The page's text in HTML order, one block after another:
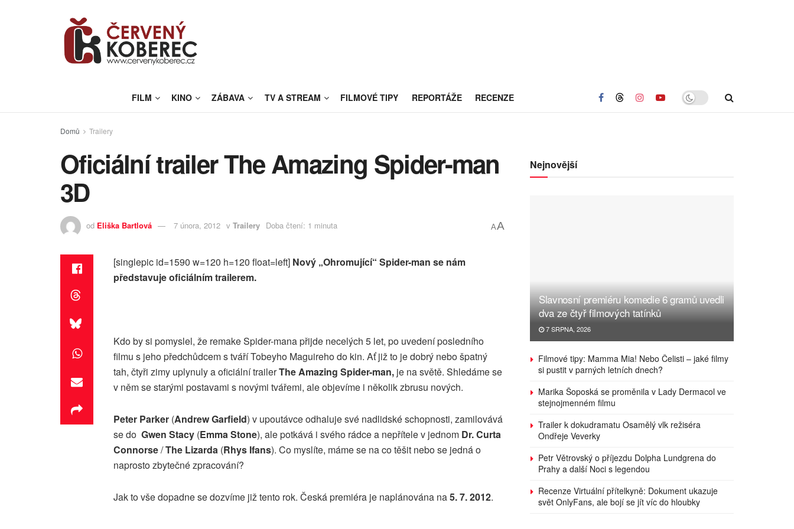
FILM KINO ZÁBAVA TV A STREAM FILMOVÉ TIPY REPORTÁŽE RECENZE
Domů Trailery
Oficiální trailer The Amazing Spider-man
3D
od Eliška Bartlová 7 února, 2012 v Trailery Doba čtení: 1 minuta AA
[singlepic id=1590 w=120 h=120 float=left] Nový „Ohromující“ Spider-man se nám
představuje oficiálním trailerem.
Kdo by si pomyslel, že remake Spider-mana přijde necelých 5 let, po uvedení posledního
filmu s jeho předchůdcem s tváří Tobeyho Maguireho do kin. Ať již to je dobrý nebo špatný
tah, čtyři zimy uplynuly a oficiální trailerThe Amazing Spider-man, je na světě. Shledáme se
v něm se starými postavami s novými tvářemi, ale objevíme i několik zbrusu nových.
Peter Parker (Andrew Garfield) v upoutávce odhaluje své nadlidské schopnosti, zamilovává
se do Gwen Stacy (Emma Stone), ale potkává i svého rádce a nepřítele v jednom Dr. Curta
Connorse/The Lizarda (Rhys Ifans). Co myslíte, máme se na co těšit nebo se jedná o
naprosto zbytečné zpracování?
Jak to vše dopadne se dozvíme již tento rok. Česká premiéra je naplánována na5. 7. 2012.
Nejnovější
Slavnosní premiéru komedie 6 gramů uvedli
dva ze čtyř filmových tatínků
7 SRPNA, 2026
Filmové tipy: Mamma Mia! Nebo Čelisti – jaké filmy
si pustit v parných letních dnech?
Marika Šoposká se proměnila v Lady Dermacol ve
stejnojmenném filmu
Trailer k dokudramatu Osamělý vlk režiséra
Ondřeje Veverky
Petr Větrovský o příjezdu Dolpha Lundgrena do
Prahy a další Noci s legendou
Recenze Virtuální přítelkyně: Dokument ukazuje
svět OnlyFans, ale bojí se jít víc do hloubky